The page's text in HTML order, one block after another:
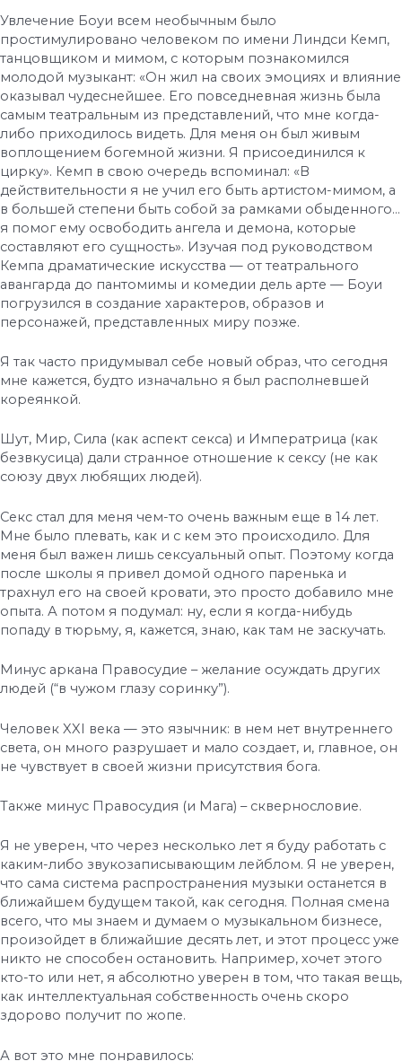
Увлечение Боуи всем необычным было
простимулировано человеком по имени Линдси Кемп,
танцовщиком и мимом, с которым познакомился
молодой музыкант: «Он жил на своих эмоциях и влияние
оказывал чудеснейшее. Его повседневная жизнь была
самым театральным из представлений, что мне когда-
либо приходилось видеть. Для меня он был живым
воплощением богемной жизни. Я присоединился к
цирку». Кемп в свою очередь вспоминал: «В
действительности я не учил его быть артистом-мимом, а
в большей степени быть собой за рамками обыденного…
я помог ему освободить ангела и демона, которые
составляют его сущность». Изучая под руководством
Кемпа драматические искусства — от театрального
авангарда до пантомимы и комедии дель арте — Боуи
погрузился в создание характеров, образов и
персонажей, представленных миру позже.
Я так часто придумывал себе новый образ, что сегодня
мне кажется, будто изначально я был располневшей
кореянкой.
Шут, Мир, Сила (как аспект секса) и Императрица (как
безвкусица) дали странное отношение к сексу (не как
союзу двух любящих людей).
Секс стал для меня чем-то очень важным еще в 14 лет.
Мне было плевать, как и с кем это происходило. Для
меня был важен лишь сексуальный опыт. Поэтому когда
после школы я привел домой одного паренька и
трахнул его на своей кровати, это просто добавило мне
опыта. А потом я подумал: ну, если я когда-нибудь
попаду в тюрьму, я, кажется, знаю, как там не заскучать.
Минус аркана Правосудие – желание осуждать других
людей (“в чужом глазу соринку”).
Человек XXI века — это язычник: в нем нет внутреннего
света, он много разрушает и мало создает, и, главное, он
не чувствует в своей жизни присутствия бога.
Также минус Правосудия (и Мага) – сквернословие.
Я не уверен, что через несколько лет я буду работать с
каким-либо звукозаписывающим лейблом. Я не уверен,
что сама система распространения музыки останется в
ближайшем будущем такой, как сегодня. Полная смена
всего, что мы знаем и думаем о музыкальном бизнесе,
произойдет в ближайшие десять лет, и этот процесс уже
никто не способен остановить. Например, хочет этого
кто-то или нет, я абсолютно уверен в том, что такая вещь,
как интеллектуальная собственность очень скоро
здорово получит по жопе.
А вот это мне понравилось: